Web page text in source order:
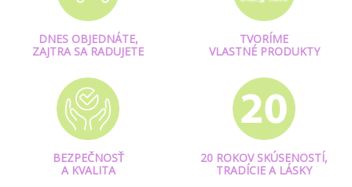
DNES OBJEDNÁTE,
ZAJTRA SA RADUJETE
TVORÍME
VLASTNÉ PRODUKTY
BEZPEČNOSŤ
A KVALITA
20 ROKOV SKÚSENOSTÍ,
TRADÍCIE A LÁSKY